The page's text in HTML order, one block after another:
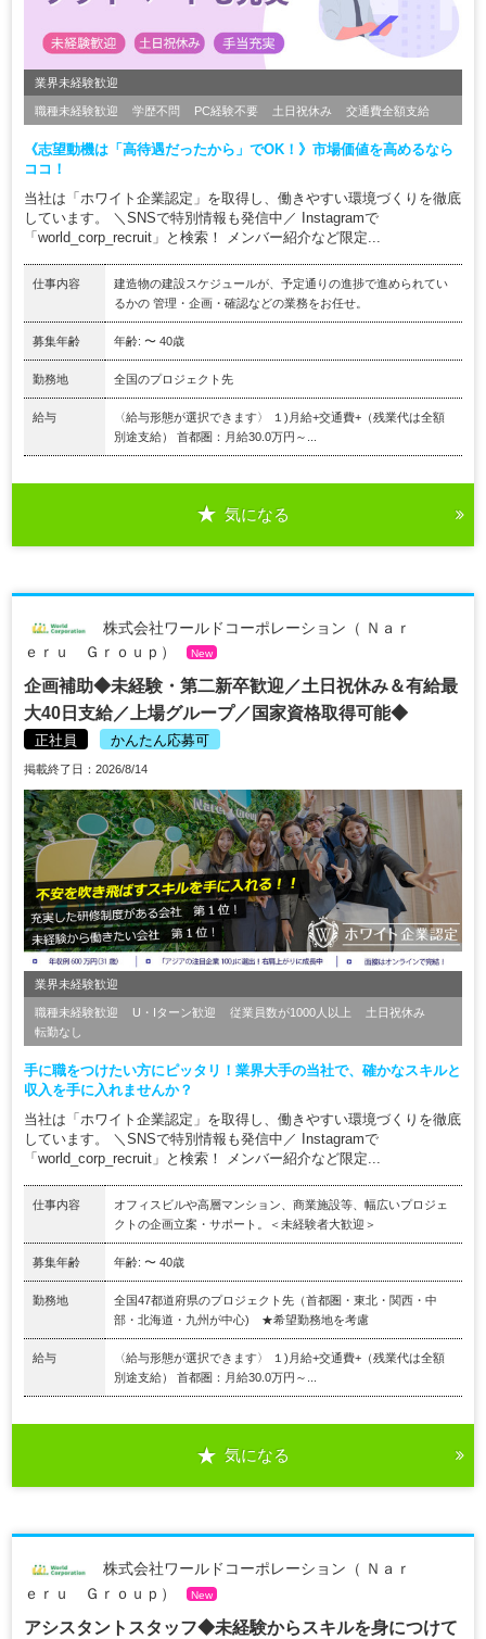
業界未経験歓迎
職種未経験歓迎 学歴不問 PC経験不要 土日祝休み 交通費全額支給
《志望動機は「高待遇だったから」でOK！》市場価値を高めるなら
ココ！
当社は「ホワイト企業認定」を取得し、働きやすい環境づくりを徹底
しています。 ＼SNSで特別情報も発信中／ Instagramで
「world_corp_recruit」と検索！ メンバー紹介など限定...
仕事内容
建造物の建設スケジュールが、予定通りの進捗で進められてい
るかの 管理・企画・確認などの業務をお任せ。
募集年齢 年齢: 〜 40歳
勤務地 全国のプロジェクト先
給与
〈給与形態が選択できます〉 １)月給+交通費+（残業代は全額
別途支給） 首都圏：月給30.0万円～...
気になる
株式会社ワールドコーポレーション（ Ｎａｒ
ｅｒｕ Ｇｒｏｕｐ）
New
企画補助◆未経験・第二新卒歓迎／土日祝休み＆有給最
大40日支給／上場グループ／国家資格取得可能◆
正社員 かんたん応募可
掲載終了日：2026/8/14
業界未経験歓迎
職種未経験歓迎 U・Iターン歓迎 従業員数が1000人以上
土日祝休み
転勤なし
手に職をつけたい方にピッタリ！業界大手の当社で、確かなスキルと
収入を手に入れませんか？
当社は「ホワイト企業認定」を取得し、働きやすい環境づくりを徹底
しています。 ＼SNSで特別情報も発信中／ Instagramで
「world_corp_recruit」と検索！ メンバー紹介など限定...
仕事内容
オフィスビルや高層マンション、商業施設等、幅広いプロジェ
クトの企画立案・サポート。＜未経験者大歓迎＞
募集年齢 年齢: 〜 40歳
勤務地
全国47都道府県のプロジェクト先（首都圏・東北・関西・中
部・北海道・九州が中心) ★希望勤務地を考慮
給与
〈給与形態が選択できます〉 １)月給+交通費+（残業代は全額
別途支給） 首都圏：月給30.0万円～...
気になる
株式会社ワールドコーポレーション（ Ｎａｒ
ｅｒｕ Ｇｒｏｕｐ）
New
アシスタントスタッフ◆未経験からスキルを身につけて